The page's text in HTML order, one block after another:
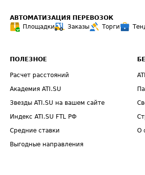
АВТОМАТИЗАЦИЯ ПЕРЕВОЗОК
Площадки
Заказы Торги
ПОЛЕЗНОЕ
Расчет расстояний
Академия ATI.SU
Звезды ATI.SU на вашем сайте
Индекс ATI.SU FTL РФ
Средние ставки
Выгодные направления
О